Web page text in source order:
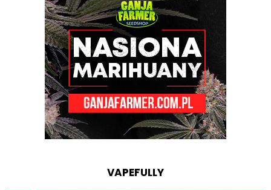
VAPEFULLY